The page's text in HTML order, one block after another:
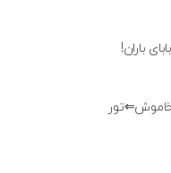
باران!
خاموش⇐تور